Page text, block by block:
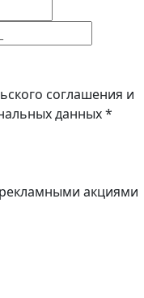
соглашения и
данных*
акциями